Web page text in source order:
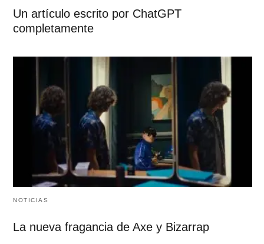
Un artículo escrito por ChatGPT
completamente
NOTICIAS
La nueva fragancia de Axe y Bizarrap